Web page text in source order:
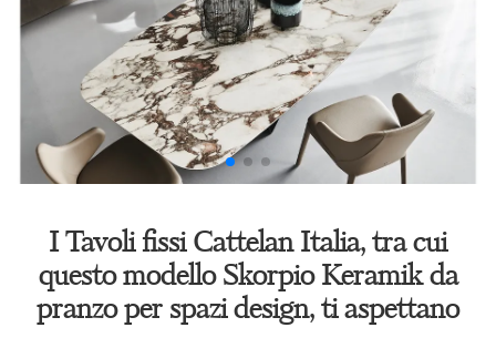
I Tavoli fissi Cattelan Italia, tra cui
questo modello Skorpio Keramik da
pranzo per spazi design, ti aspettano